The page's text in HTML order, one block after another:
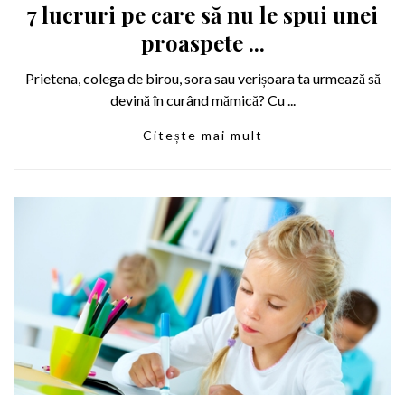
7 lucruri pe care să nu le spui unei
proaspete ...
Prietena, colega de birou, sora sau verișoara ta urmează să
devină în curând mămică? Cu ...
Citește mai mult